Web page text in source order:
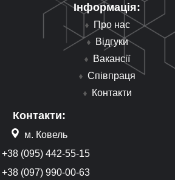
Інформація:
Про нас
Відгуки
Вакансії
Співпраця
Контакти
Контакти:
м. Ковель
+38 (095) 442-55-15
+38 (097) 990-00-63